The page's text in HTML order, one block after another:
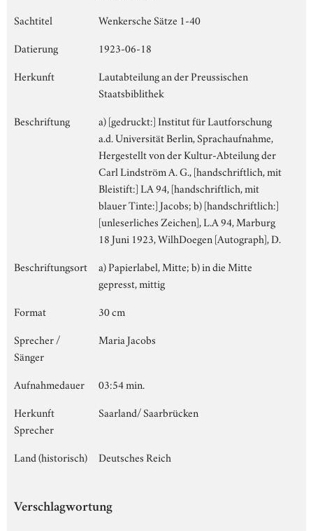
Sachtitel
Wenkersche Sätze 1-40
Datierung
1923-06-18
Herkunft
Lautabteilung an der Preussischen
Staatsbiblithek
Beschriftung
a) [gedruckt:] Institut für Lautforschung
a.d. Universität Berlin, Sprachaufnahme,
Hergestellt von der Kultur-Abteilung der
Carl Lindström A. G., [handschriftlich, mit
Bleistift:] LA 94, [handschriftlich, mit
blauer Tinte:] Jacobs; b) [handschriftlich:]
[unleserliches Zeichen], L.A 94, Marburg
18 Juni 1923, WilhDoegen [Autograph], D.
Beschriftungsort
a) Papierlabel, Mitte; b) in die Mitte
gepresst, mittig
Format
30 cm
Sprecher /
Sänger
Maria Jacobs
Aufnahmedauer
03:54 min.
Herkunft
Sprecher
Saarland/ Saarbrücken
Land (historisch) Deutsches Reich
Verschlagwortung